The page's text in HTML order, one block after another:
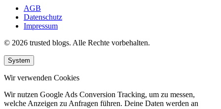
AGB
Datenschutz
Impressum
© 2026 trusted blogs. Alle Rechte vorbehalten.
System
Wir verwenden Cookies
Wir nutzen Google Ads Conversion Tracking, um zu messen,
welche Anzeigen zu Anfragen führen. Deine Daten werden an